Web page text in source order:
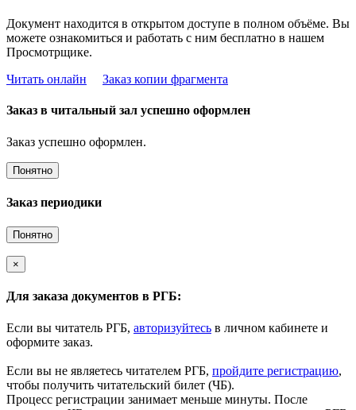
Документ находится в открытом доступе в полном объёме. Вы
можете ознакомиться и работать с ним бесплатно в нашем
Просмотрщике.
Читать онлайн
Заказ копии фрагмента
Заказ в читальный зал успешно оформлен
Заказ успешно оформлен.
Понятно
Заказ периодики
Понятно
×
Для заказа документов в РГБ:
Если вы читатель РГБ, авторизуйтесь в личном кабинете и
оформите заказ.
Если вы не являетесь читателем РГБ, пройдите регистрацию,
чтобы получить читательский билет (ЧБ).
Процесс регистрации занимает меньше минуты. После